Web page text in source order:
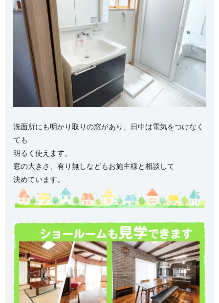
洗面所にも明かり取りの窓があり、日中は電気をつけなく
ても
明るく使えます。
窓の大きさ、有り無しなどもお施主様と相談して
決めています。